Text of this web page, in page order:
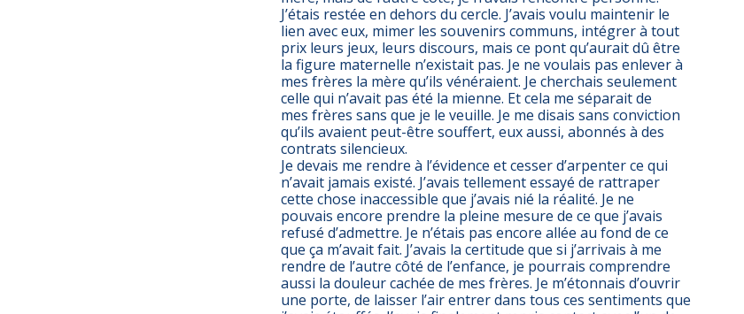
J’étais restée en dehors du cercle. J’avais voulu maintenir le
lien avec eux, mimer les souvenirs communs, intégrer à tout
prix leurs jeux, leurs discours, mais ce pont qu’aurait dû être
la figure maternelle n’existait pas. Je ne voulais pas enlever à
mes frères la mère qu’ils vénéraient. Je cherchais seulement
celle qui n’avait pas été la mienne. Et cela me séparait de
mes frères sans que je le veuille. Je me disais sans conviction
qu’ils avaient peut-être souffert, eux aussi, abonnés à des
contrats silencieux.
Je devais me rendre à l’évidence et cesser d’arpenter ce qui
n’avait jamais existé. J’avais tellement essayé de rattraper
cette chose inaccessible que j’avais nié la réalité. Je ne
pouvais encore prendre la pleine mesure de ce que j’avais
refusé d’admettre. Je n’étais pas encore allée au fond de ce
que ça m’avait fait. J’avais la certitude que si j’arrivais à me
rendre de l’autre côté de l’enfance, je pourrais comprendre
aussi la douleur cachée de mes frères. Je m’étonnais d’ouvrir
une porte, de laisser l’air entrer dans tous ces sentiments que